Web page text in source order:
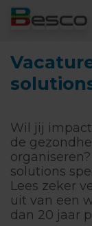
Wil jij
de
solutions
Lees zeker
uit van een
dan 20 jaar